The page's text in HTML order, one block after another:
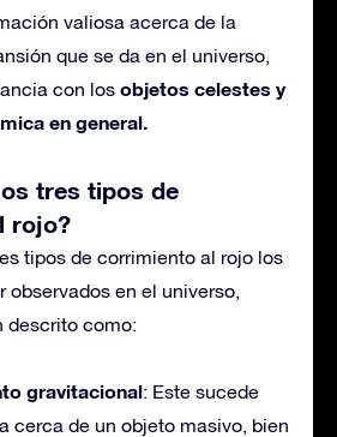
valiosa acerca de la
que se da en el universo,
con los objetos celestes y
en general.
tres tipos de
rojo?
tipos de corrimiento al rojo los
observados en el universo,
descrito como:
gravitacional: Este sucede
cerca de un objeto masivo, bien